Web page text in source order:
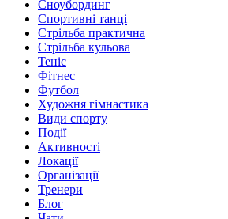
Сноубординг
Спортивні танці
Стрільба практична
Стрільба кульова
Теніс
Фітнес
Футбол
Художня гімнастика
Види спорту
Події
Активності
Локації
Організації
Тренери
Блог